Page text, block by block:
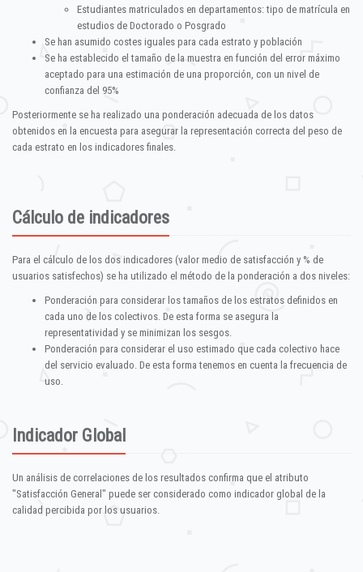
Estudiantes matriculados en departamentos: tipo de matrícula en
estudios de Doctorado o Posgrado
Se han asumido costes iguales para cada estrato y población
Se ha establecido el tamaño de la muestra en función del error máximo
aceptado para una estimación de una proporción, con un nivel de
confianza del 95%
Posteriormente se ha realizado una ponderación adecuada de los datos
obtenidos en la encuesta para asegurar la representación correcta del peso de
cada estrato en los indicadores finales.
Cálculo de indicadores
Para el cálculo de los dos indicadores (valor medio de satisfacción y % de
usuarios satisfechos) se ha utilizado el método de la ponderación a dos niveles:
Ponderación para considerar los tamaños de los estratos definidos en
cada uno de los colectivos. De esta forma se asegura la
representatividad y se minimizan los sesgos.
Ponderación para considerar el uso estimado que cada colectivo hace
del servicio evaluado. De esta forma tenemos en cuenta la frecuencia de
uso.
Indicador Global
Un análisis de correlaciones de los resultados confirma que el atributo
"Satisfacción General" puede ser considerado como indicador global de la
calidad percibida por los usuarios.